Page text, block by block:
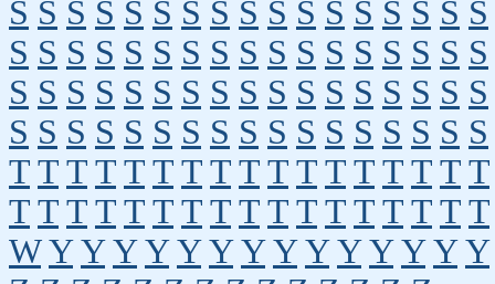
S S S S S S S S S S S S S S S S S
S S S S S S S S S S S S S S S S S
S S S S S S S S S S S S S S S S S
S S S S S S S S S S S S S S S S S
T T T T T T T T T T T T T T T T T
T T T T T T T T T T T T T T T T T
W Y Y Y Y Y Y Y Y Y Y Y Y Y Y